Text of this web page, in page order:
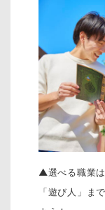
▲選べる職業
「遊び人」ま